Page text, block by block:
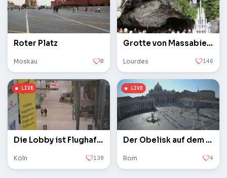
Roter Platz
Moskau 0
Grotte von Massabielle
Lourdes 146
Die Lobby ist Flughafen Köln / Bonn
Köln 138
Der Obelisk auf dem Petersplatz im Vatikan
Rom 4